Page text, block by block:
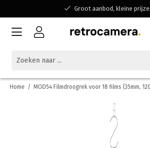
Groot aanbod, kleine
Bereikbaar voor al jouw
Home / MOD54 Filmdroogrek voor 18 films (35mm,